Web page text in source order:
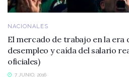
NACIONALES
El mercado de trabajo en la era
desempleo y caída del salario
oficiales)
7 JUNIO, 2016